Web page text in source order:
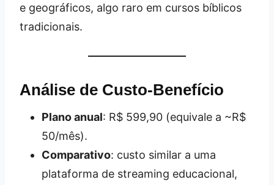
e geográficos, algo raro em cursos bíblicos
tradicionais.
Análise de Custo-Benefício
Plano anual: R$ 599,90 (equivale a ~R$
50/mês).
Comparativo: custo similar a uma
plataforma de streaming educacional,